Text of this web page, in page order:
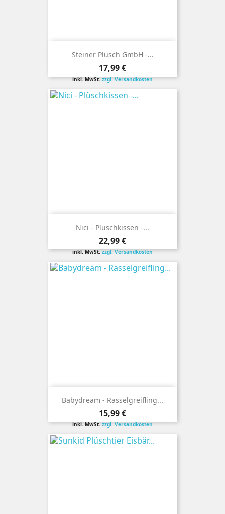
Steiner Plüsch GmbH -...
Preis
17,99 €
inkl. MwSt.zzgl. Versandkosten
Nici - Plüschkissen -...
Preis
22,99 €
inkl. MwSt.zzgl. Versandkosten
Babydream - Rasselgreifling...
Preis
15,99 €
inkl. MwSt.zzgl. Versandkosten